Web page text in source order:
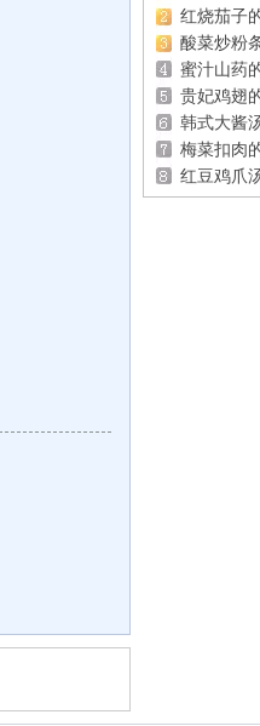
红烧茄子
酸菜炒粉
蜜汁山药
贵妃鸡翅
韩式大酱
梅菜扣肉
红豆鸡爪